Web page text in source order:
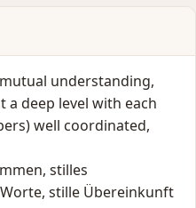
understanding,
a deep level with each
well coordinated,
stilles
stille Übereinkunft